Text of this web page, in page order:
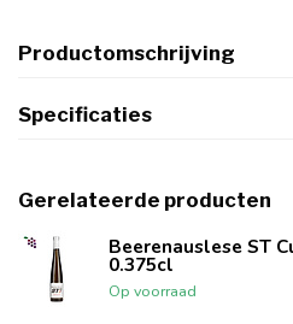
Productomschrijving
Specificaties
Gerelateerde producten
Beerenauslese ST
0.375cl
Op voorraad